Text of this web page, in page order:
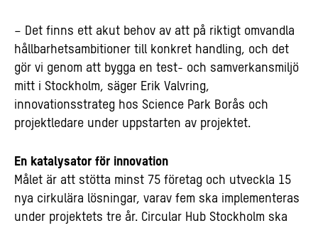
– Det finns ett akut behov av att på riktigt omvandla
hållbarhetsambitioner till konkret handling, och det
gör vi genom att bygga en test- och samverkansmiljö
mitt i Stockholm, säger Erik Valvring,
innovationsstrateg hos Science Park Borås och
projektledare under uppstarten av projektet.
En katalysator för innovation
Målet är att stötta minst 75 företag och utveckla 15
nya cirkulära lösningar, varav fem ska implementeras
under projektets tre år. Circular Hub Stockholm ska